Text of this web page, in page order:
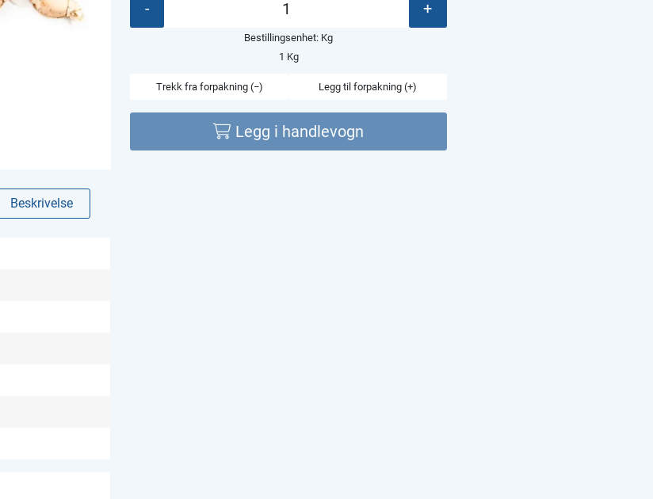
- +
Bestillingsenhet: Kg
1 Kg
Trekk fra forpakning (−) Legg til forpakning (+)
Legg i handlevogn
Beskrivelse